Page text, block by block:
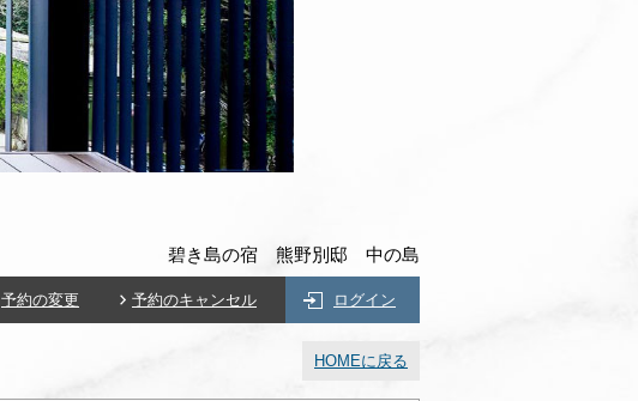
碧き島の宿 熊野別邸 中の島
予約の変更 予約のキャンセル ログイン
HOMEに戻る